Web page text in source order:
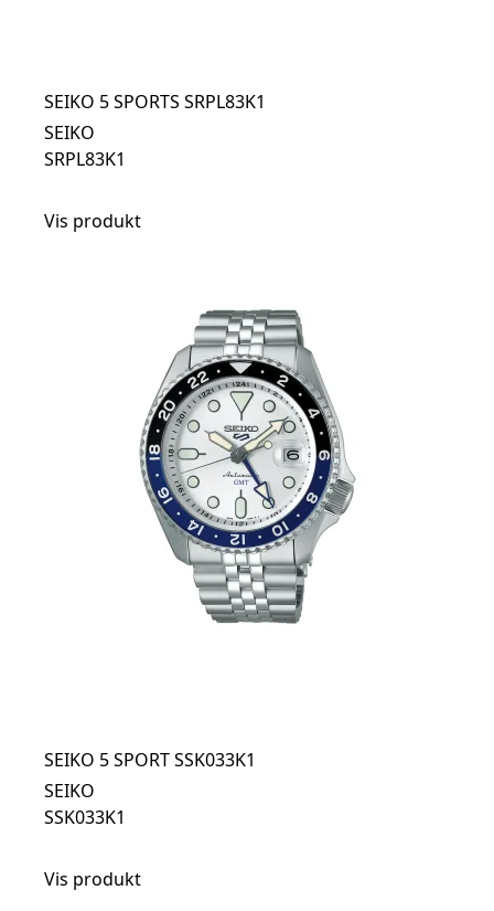
SEIKO 5 SPORTS SRPL83K1
SEIKO
SRPL83K1
Vis produkt
SEIKO 5 SPORT SSK033K1
SEIKO
SSK033K1
Vis produkt